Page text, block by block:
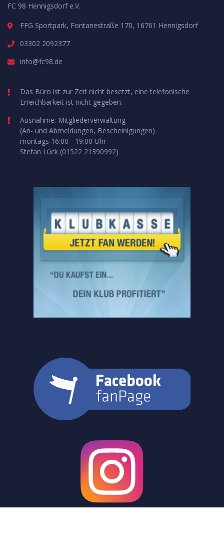
FC 98 Hennigsdorf e.V.
FFG Sportpark, Fontanestraße 170, 16761 Hennigsdorf
03302 2092377
info@fc98.de
Das Büro ist zur Zeit nicht besetzt, eine telefonische
Erreichbarkeit ist nicht gegeben.
Ausnahme: Mitgliederverwaltung
(An- und Abmeldungen, Bescheinigungen)
montags 16:00 - 19:00 Uhr
Stefan Lück (01522 21390992)